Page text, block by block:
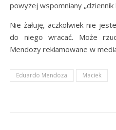
powyżej wspomniany „dziennik
Nie żałuję, aczkolwiek nie
do niego wracać. Może
Mendozy reklamowane w
Eduardo Mendoza Maciek